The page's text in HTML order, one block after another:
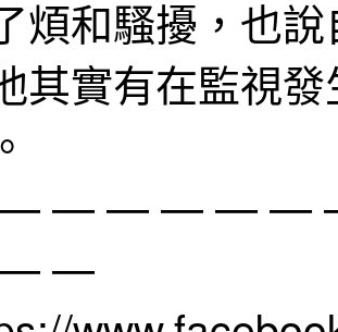
煩和騷擾，也
其實有在監視
— — — — —
—